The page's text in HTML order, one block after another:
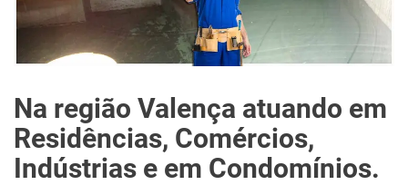
Na região Valença atuando em
Residências, Comércios,
Indústrias e em Condomínios.